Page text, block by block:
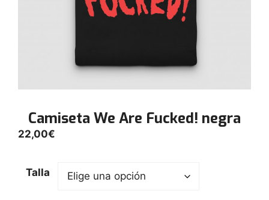
Camiseta We Are Fucked! negra
22,00€
Talla